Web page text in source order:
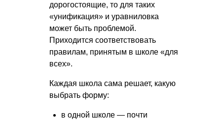
дорогостоящие, то для таких
«унификация» и уравниловка
может быть проблемой.
Приходится соответствовать
правилам, принятым в школе «для
всех».
Каждая школа сама решает, какую
выбрать форму:
в одной школе — почти